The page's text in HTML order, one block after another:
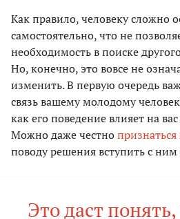
Как правило, человеку сложно
самостоятельно, что не
необходимость в поиске
Но, конечно, это вовсе не
изменить. В первую очередь
связь вашему молодому
как его поведение влияет на
Можно даже честно
поводу решения вступить с ним
Это даст